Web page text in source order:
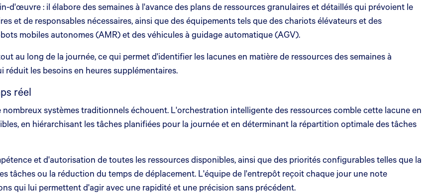
d'œuvre : il élabore des semaines à l'avance des plans de ressources granulaires et détaillés qui prévoient le
et de responsables nécessaires, ainsi que des équipements tels que des chariots élévateurs et des
mobiles autonomes (AMR) et des véhicules à guidage automatique (AGV).
au long de la journée, ce qui permet d'identifier les lacunes en matière de ressources des semaines à
les besoins en heures supplémentaires.
réel
systèmes traditionnels échouent. L'orchestration intelligente des ressources comble cette lacune en
en hiérarchisant les tâches planifiées pour la journée et en déterminant la répartition optimale des tâches
et d'autorisation de toutes les ressources disponibles, ainsi que des priorités configurables telles que la
tâches ou la réduction du temps de déplacement. L'équipe de l'entrepôt reçoit chaque jour une note
qui lui permettent d'agir avec une rapidité et une précision sans précédent.